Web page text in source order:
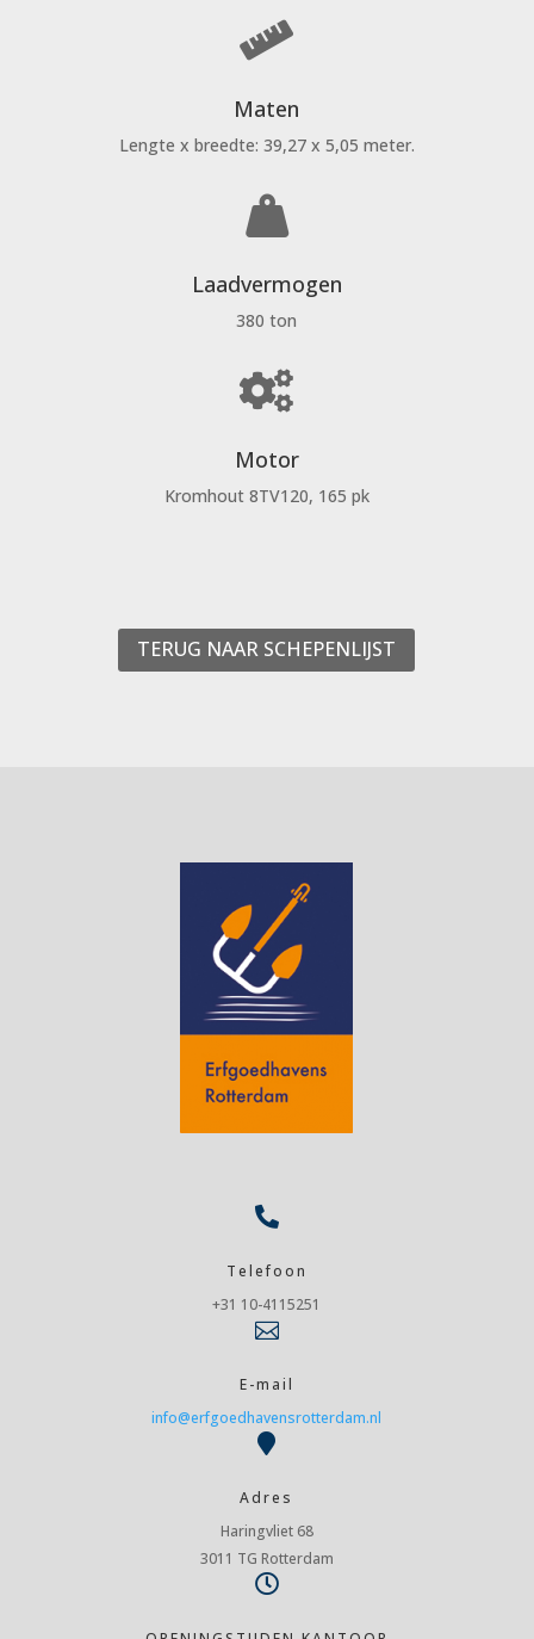

Maten
Lengte x breedte: 39,27 x 5,05 meter.

Laadvermogen
380 ton

Motor
Kromhout 8TV120, 165 pk
TERUG NAAR SCHEPENLIJST

Telefoon
+31 10-4115251

E-mail
info@erfgoedhavensrotterdam.nl

Adres
Haringvliet 68
3011 TG Rotterdam
